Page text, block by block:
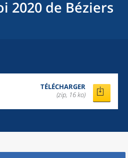
2020 de Béziers
TÉLÉCHARGER
(zip, 16 ko)